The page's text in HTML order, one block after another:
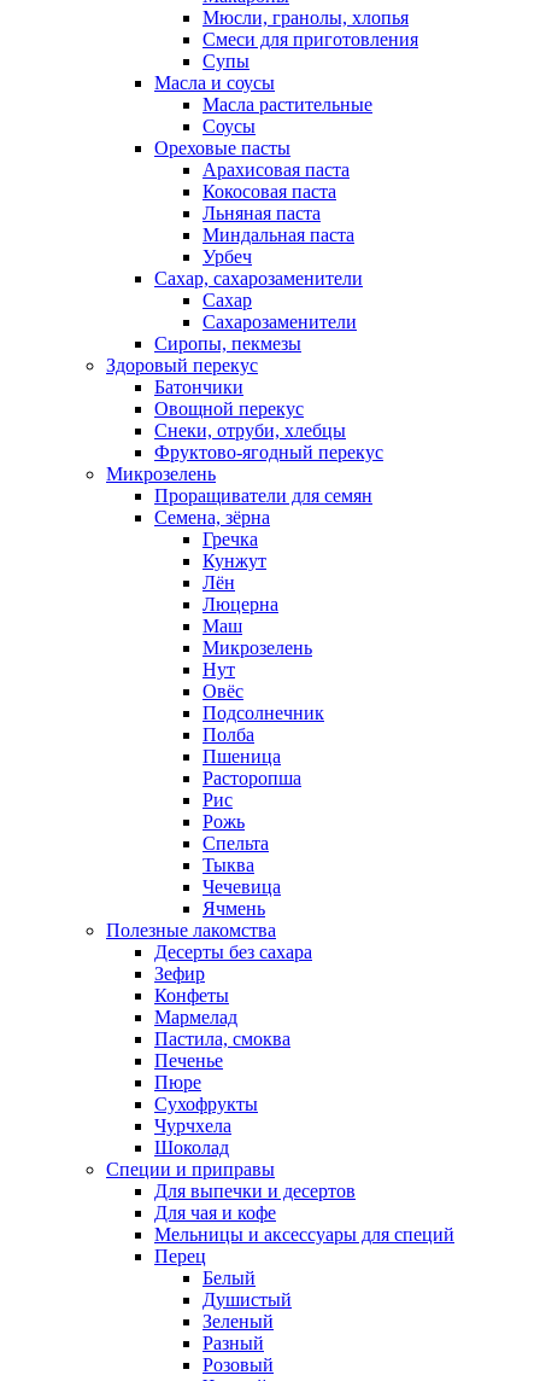
Мюсли, гранолы, хлопья
Смеси для приготовления
Супы
Масла и соусы
Масла растительные
Соусы
Ореховые пасты
Арахисовая паста
Кокосовая паста
Льняная паста
Миндальная паста
Урбеч
Сахар, сахарозаменители
Сахар
Сахарозаменители
Сиропы, пекмезы
Здоровый перекус
Батончики
Овощной перекус
Снеки, отруби, хлебцы
Фруктово-ягодный перекус
Микрозелень
Проращиватели для семян
Семена, зёрна
Гречка
Кунжут
Лён
Люцерна
Маш
Микрозелень
Нут
Овёс
Подсолнечник
Полба
Пшеница
Расторопша
Рис
Рожь
Спельта
Тыква
Чечевица
Ячмень
Полезные лакомства
Десерты без сахара
Зефир
Конфеты
Мармелад
Пастила, смоква
Печенье
Пюре
Сухофрукты
Чурчхела
Шоколад
Специи и приправы
Для выпечки и десертов
Для чая и кофе
Мельницы и аксессуары для специй
Перец
Белый
Душистый
Зеленый
Разный
Розовый